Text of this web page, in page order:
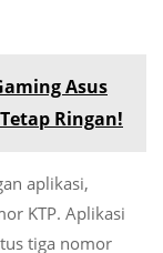
Asus
Ringan!
aplikasi,
KTP. Aplikasi
tiga nomor